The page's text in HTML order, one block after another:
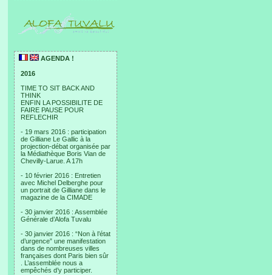
AGENDA !
2016
TIME TO SIT BACK AND
THINK
ENFIN LA POSSIBILITE DE
FAIRE PAUSE POUR
REFLECHIR
- 19 mars 2016 : participation
de Gilliane Le Gallic à la
projection-débat organisée par
la Médiathèque Boris Vian de
Chevilly-Larue. A 17h
- 10 février 2016 : Entretien
avec Michel Delberghe pour
un portrait de Gilliane dans le
magazine de la CIMADE
- 30 janvier 2016 : Assemblée
Générale d’Alofa Tuvalu
- 30 janvier 2016 : “Non à l’état
d’urgence” une manifestation
dans de nombreuses villes
françaises dont Paris bien sûr
. L’assemblée nous a
empêchés d’y participer.